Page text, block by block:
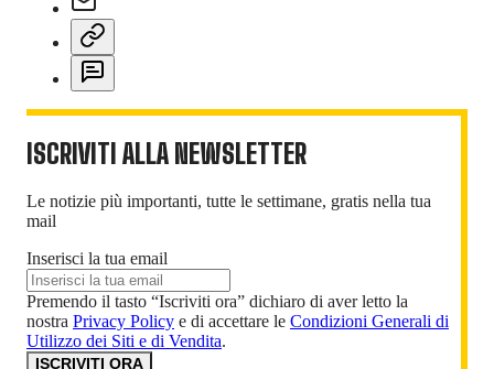
ISCRIVITI ALLA NEWSLETTER
Le notizie più importanti, tutte le settimane, gratis nella tua
mail
Inserisci la tua email
Premendo il tasto “Iscriviti ora” dichiaro di aver letto la
nostra Privacy Policy e di accettare le Condizioni Generali di
Utilizzo dei Siti e di Vendita.
ISCRIVITI ORA